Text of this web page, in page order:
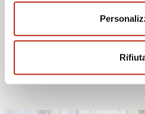
Nos chambres triples accueilleront
confort souhaité et une agréable
idéales pour les familles avec un